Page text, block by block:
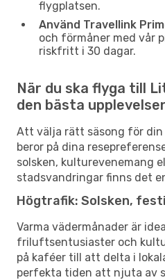
flygplatsen.
Använd Travellink
och förmåner med vår
riskfritt i 30 dagar.
När du ska flyga till
den bästa
Att välja rätt säsong för din
beror på dina
solsken, kulturevenemang
stadsvandringar finns det
Högtrafik: Solsken,
Varma vädermånader är
friluftsentusiaster och
på kaféer till att delta i
perfekta tiden att njuta av